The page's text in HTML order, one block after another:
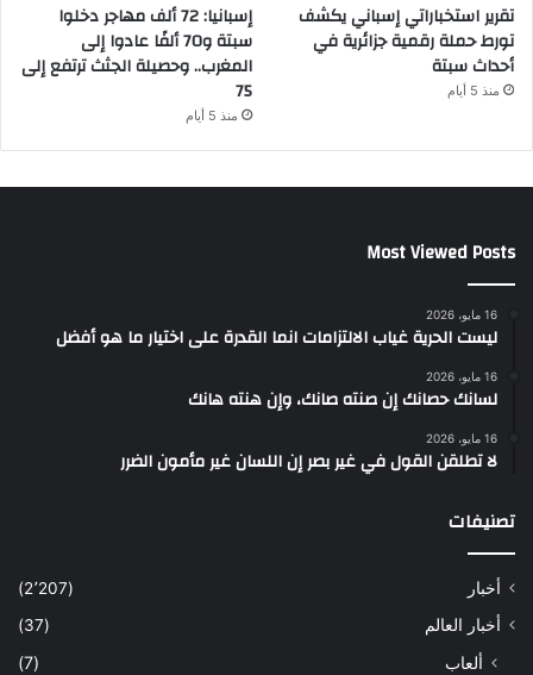
تقرير استخباراتي إسباني يكشف
تورط حملة رقمية جزائرية في
أحداث سبتة
منذ 5 أيام
إسبانيا: 72 ألف مهاجر دخلوا
سبتة و70 ألفًا عادوا إلى
المغرب.. وحصيلة الجثث ترتفع إلى
75
منذ 5 أيام
Most Viewed Posts
16 مايو، 2026
ليست الحرية غياب الالتزامات انما القدرة على اختيار ما هو أفضل
16 مايو، 2026
لسانك حصانك إن صنته صانك، وإن هنته هانك
16 مايو، 2026
لا تطلقن القول في غير بصر إن اللسان غير مأمون الضرر
تصنيفات
أخبار
(2٬207)
أخبار العالم
(37)
ألعاب
(7)